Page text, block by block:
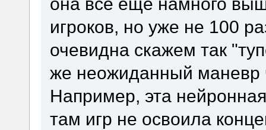
игроков, но уже не 100
очевидна скажем так
же неожиданный маневр
Например, эта
там игр не освоила